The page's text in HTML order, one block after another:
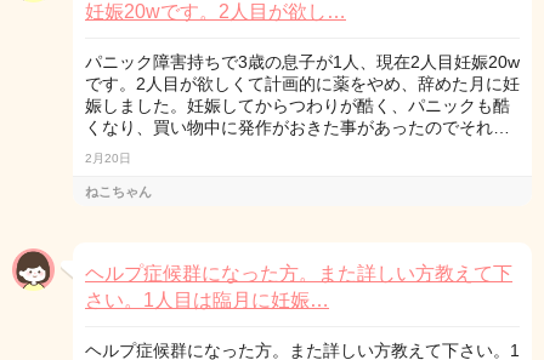
妊娠20wです。2人目が欲し…
パニック障害持ちで3歳の息子が1人、現在2人目妊娠20w
です。2人目が欲しくて計画的に薬をやめ、辞めた月に妊
娠しました。妊娠してからつわりが酷く、パニックも酷
くなり、買い物中に発作がおきた事があったのでそれ…
2月20日
ねこちゃん
ヘルプ症候群になった方。また詳しい方教えて下
さい。1人目は臨月に妊娠…
ヘルプ症候群になった方。また詳しい方教えて下さい。1